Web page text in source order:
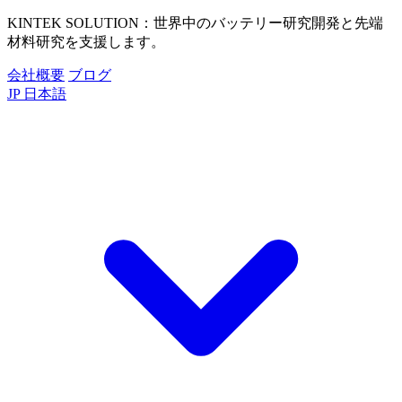
KINTEK SOLUTION：世界中のバッテリー研究開発と先端
材料研究を支援します。
会社概要 ブログ
JP 日本語